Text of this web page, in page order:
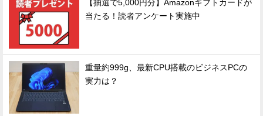
【抽選で5,000円分】Amazonギフトカードが
当たる！読者アンケート実施中
重量約999g、最新CPU搭載のビジネスPCの
実力は？